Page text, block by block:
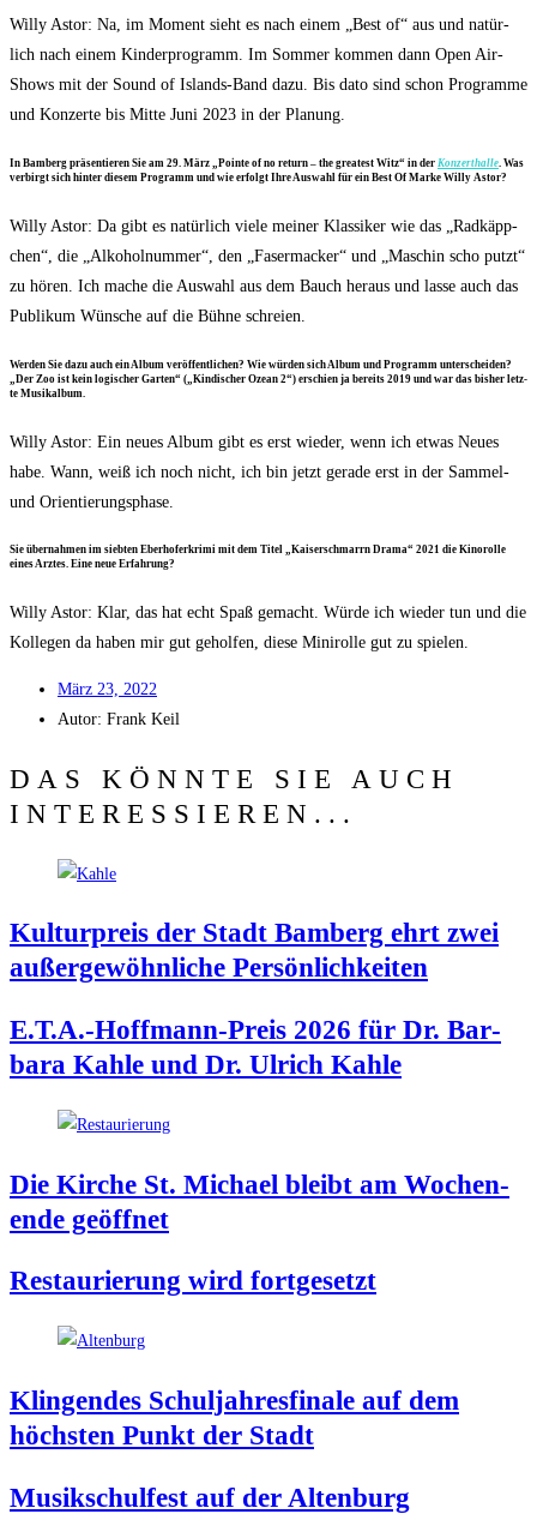
Wil­ly Astor: Na, im Moment sieht es nach einem „Best of“ aus und natür­
lich nach einem Kin­der­pro­gramm. Im Som­mer kom­men dann Open Air-
Shows mit der Sound of Islands-Band dazu. Bis dato sind schon Pro­gram­me
und Kon­zer­te bis Mit­te Juni 2023 in der Planung.
In Bam­berg prä­sen­tie­ren Sie am 29. März „Poin­te of no return – the grea­test Witz“ in der Kon­zert­hal­le . Was
ver­birgt sich hin­ter die­sem Pro­gramm und wie erfolgt Ihre Aus­wahl für ein Best Of Mar­ke Wil­ly Astor?
Wil­ly Astor: Da gibt es natür­lich vie­le mei­ner Klas­si­ker wie das „Rad­käpp­
chen“, die „Alko­hol­num­mer“, den „Faser­ma­cker“ und „Maschin scho putzt“
zu hören. Ich mache die Aus­wahl aus dem Bauch her­aus und las­se auch das
Publi­kum Wün­sche auf die Büh­ne schreien.
Wer­den Sie dazu auch ein Album ver­öf­fent­li­chen? Wie wür­den sich Album und Pro­gramm unter­schei­den?
„Der Zoo ist kein logi­scher Gar­ten“ („Kin­di­scher Oze­an 2“) erschien ja bereits 2019 und war das bis­her letz­
te Musikalbum.
Wil­ly Astor: Ein neu­es Album gibt es erst wie­der, wenn ich etwas Neu­es
habe. Wann, weiß ich noch nicht, ich bin jetzt gera­de erst in der Sam­mel-
und Orientierungsphase.
Sie über­nah­men im sieb­ten Eber­ho­fer­kri­mi mit dem Titel „Kai­ser­schmarrn Dra­ma“ 2021 die Kino­rol­le
eines Arz­tes. Eine neue Erfahrung?
Wil­ly Astor: Klar, das hat echt Spaß gemacht. Wür­de ich wie­der tun und die
Kol­le­gen da haben mir gut gehol­fen, die­se Mini­rol­le gut zu spielen.
März 23, 2022
Autor: Frank Keil
DAS KÖNNTE SIE AUCH
INTERESSIEREN...
Kul­tur­preis der Stadt Bam­berg ehrt zwei
außer­ge­wöhn­li­che Persönlichkeiten
E.T.A.-Hoffmann-Preis 2026 für Dr. Bar­
ba­ra Kah­le und Dr. Ulrich Kahle
Die Kir­che St. Micha­el bleibt am Wochen­
en­de geöffnet
Restau­rie­rung wird fortgesetzt
Klin­gen­des Schul­jah­res­fi­na­le auf dem
höchs­ten Punkt der Stadt
Musik­schul­fest auf der Altenburg